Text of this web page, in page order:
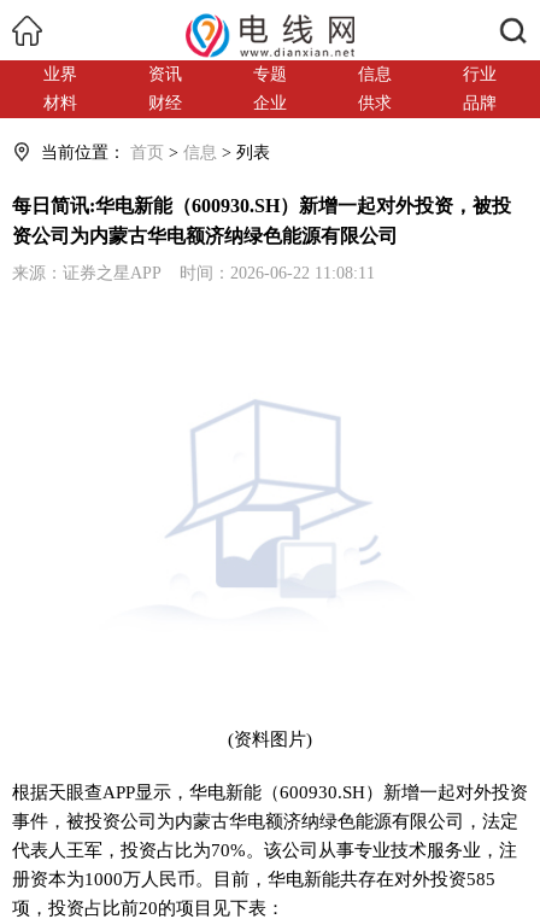
业界 资讯 专题 信息
行业
材料
财经 企业 供求 品牌
当前位置： 首页 > 信息 > 列表
每日简讯:华电新能（600930.SH）新增一起对外投资，被投
资公司为内蒙古华电额济纳绿色能源有限公司
来源：证券之星APP 时间：2026-06-22 11:08:11
(资料图片)
根据天眼查APP显示，华电新能（600930.SH）新增一起对外投资
事件，被投资公司为内蒙古华电额济纳绿色能源有限公司，法定
代表人王军，投资占比为70%。该公司从事专业技术服务业，注
册资本为1000万人民币。目前，华电新能共存在对外投资585
项，投资占比前20的项目见下表：